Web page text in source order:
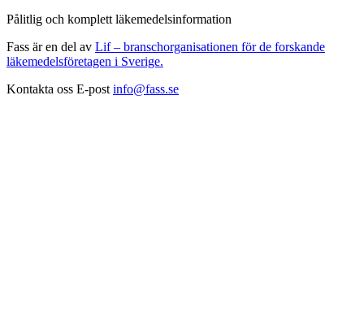
Pålitlig och komplett läkemedelsinformation
Fass är en del av Lif – branschorganisationen för de forskande
läkemedelsföretagen i Sverige.
Kontakta oss E-post info@fass.se